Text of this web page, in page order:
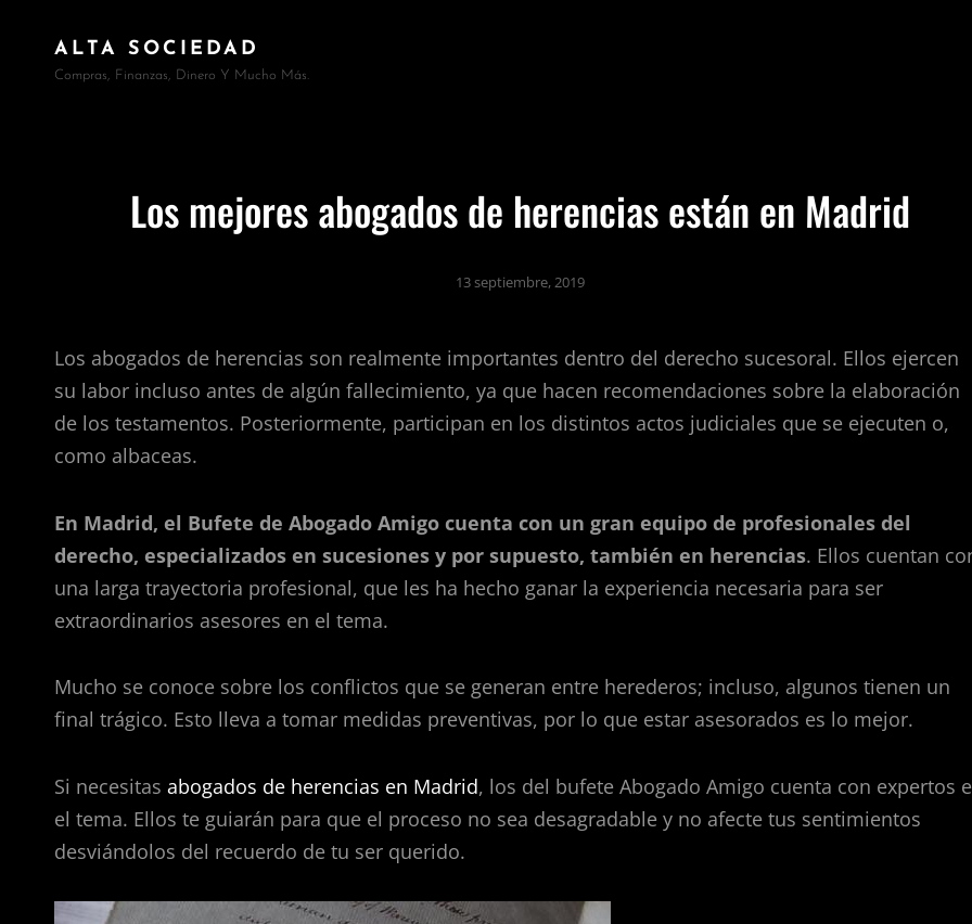
ALTA SOCIEDAD
Compras, Finanzas, Dinero Y Mucho Más.
Los mejores abogados de herencias están en Madrid
13 septiembre, 2019
Los abogados de herencias son realmente importantes dentro del derecho sucesoral. Ellos ejercen
su labor incluso antes de algún fallecimiento, ya que hacen recomendaciones sobre la elaboración
de los testamentos. Posteriormente, participan en los distintos actos judiciales que se ejecuten o,
como albaceas.
En Madrid, el Bufete de Abogado Amigo cuenta con un gran equipo de profesionales del
derecho, especializados en sucesiones y por supuesto, también en herencias. Ellos cuentan
una larga trayectoria profesional, que les ha hecho ganar la experiencia necesaria para ser
extraordinarios asesores en el tema.
Mucho se conoce sobre los conflictos que se generan entre herederos; incluso, algunos tienen un
final trágico. Esto lleva a tomar medidas preventivas, por lo que estar asesorados es lo mejor.
Si necesitas abogados de herencias en Madrid, los del bufete Abogado Amigo cuenta con expertos
el tema. Ellos te guiarán para que el proceso no sea desagradable y no afecte tus sentimientos
desviándolos del recuerdo de tu ser querido.